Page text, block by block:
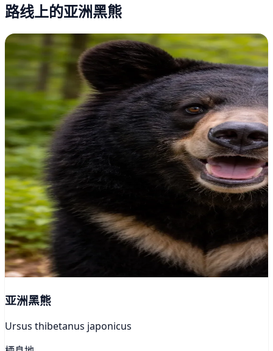
路线上的亚洲黑熊
亚洲黑熊
Ursus thibetanus japonicus